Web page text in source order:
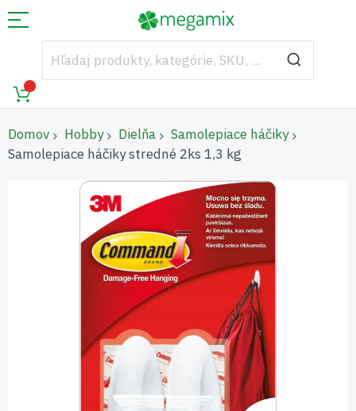
Domov Hobby Dielňa
Samolepiace háčiky
Samolepiace háčiky stredné 2ks 1,3 kg